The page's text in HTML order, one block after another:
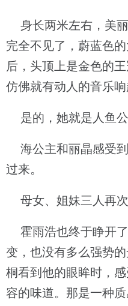
身长两米左右，美
完全不见了，蔚蓝色
后，头顶上是金色的
仿佛就有动人的音乐响
是的，她就是人鱼公
海公主和丽晶感受
过来。
母女、姐妹三人再次
霍雨浩也终于睁开
变，也没有多么强势
桐看到他的眼眸时，
容的味道。那是一种